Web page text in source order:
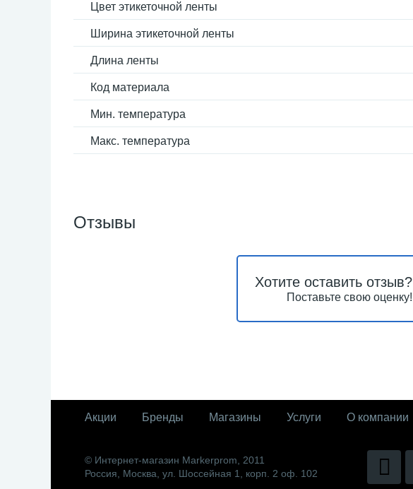
Цвет этикеточной ленты
Ширина этикеточной ленты
Длина ленты
Код материала
Мин. температура
Макс. температура
Отзывы
Хотите оставить отзыв?
Поставьте свою оценку!
Акции Бренды Магазины Услуги О компании
© Интернет-магазин Markerprom, 2011
Россия, Москва, ул. Шоссейная 1, корп. 2 оф. 102